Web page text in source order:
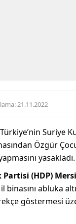
21.11.2022
Suriye
Özgür
yasakladı.
(HDP)
binasını abluka
göstermesi